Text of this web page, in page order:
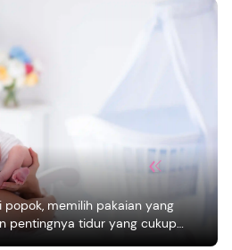
memilih pakaian yang
pentingnya tidur yang cukup